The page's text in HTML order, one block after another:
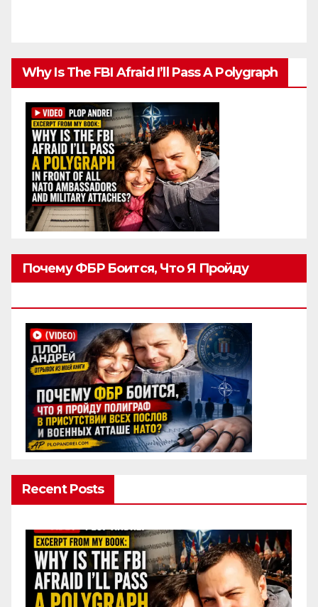
Why Is The FBI Afraid I’ll Pass A Polygraph
Почему ФБР Боится, Что Я Пройду
Recent Posts